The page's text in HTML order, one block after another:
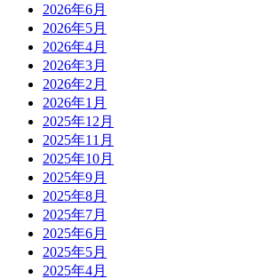
2026年6月
2026年5月
2026年4月
2026年3月
2026年2月
2026年1月
2025年12月
2025年11月
2025年10月
2025年9月
2025年8月
2025年7月
2025年6月
2025年5月
2025年4月